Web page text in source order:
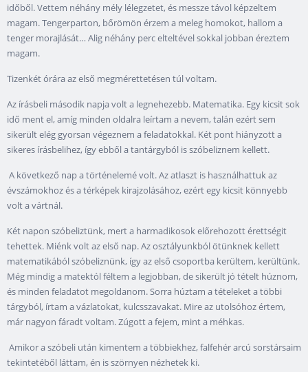
időből. Vettem néhány mély lélegzetet, és messze távol képzeltem
magam. Tengerparton, bőrömön érzem a meleg homokot, hallom a
tenger morajlását… Alig néhány perc elteltével sokkal jobban éreztem
magam.
Tizenkét órára az első megmérettetésen túl voltam.
Az írásbeli második napja volt a legnehezebb. Matematika. Egy kicsit sok
idő ment el, amíg minden oldalra leírtam a nevem, talán ezért sem
sikerült elég gyorsan végeznem a feladatokkal. Két pont hiányzott a
sikeres írásbelihez, így ebből a tantárgyból is szóbeliznem kellett.
A következő nap a történelemé volt. Az atlaszt is használhattuk az
évszámokhoz és a térképek kirajzolásához, ezért egy kicsit könnyebb
volt a vártnál.
Két napon szóbeliztünk, mert a harmadikosok előrehozott érettségit
tehettek. Miénk volt az első nap. Az osztályunkból ötünknek kellett
matematikából szóbeliznünk, így az első csoportba kerültem, kerültünk.
Még mindig a matektól féltem a legjobban, de sikerült jó tételt húznom,
és minden feladatot megoldanom. Sorra húztam a tételeket a többi
tárgyból, írtam a vázlatokat, kulcsszavakat. Mire az utolsóhoz értem,
már nagyon fáradt voltam. Zúgott a fejem, mint a méhkas.
Amikor a szóbeli után kimentem a többiekhez, falfehér arcú sorstársaim
tekintetéből láttam, én is szörnyen nézhetek ki.